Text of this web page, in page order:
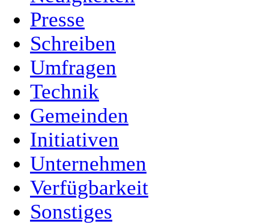
Presse
Schreiben
Umfragen
Technik
Gemeinden
Initiativen
Unternehmen
Verfügbarkeit
Sonstiges